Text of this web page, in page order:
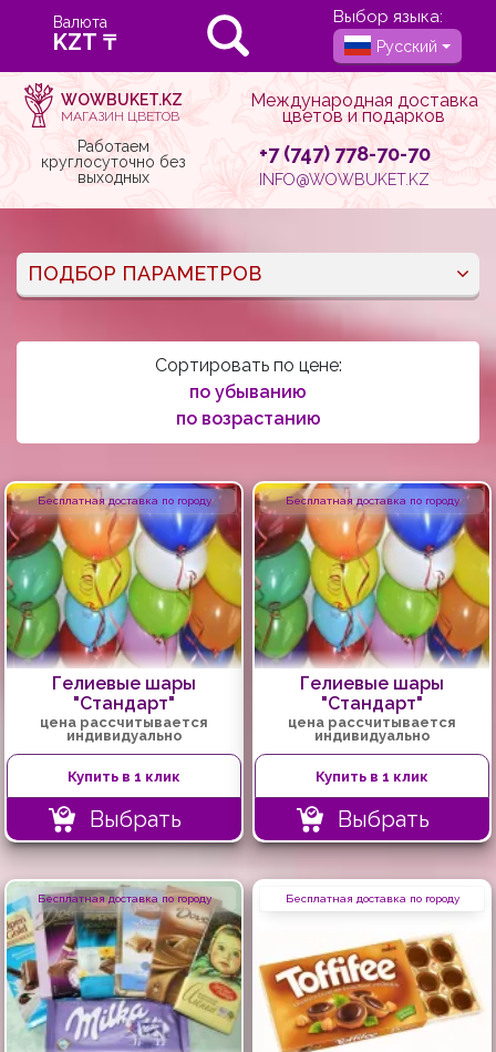
Валюта Выбор языка:
Русский
WOWBUKET.KZ
МАГАЗИН ЦВЕТОВ
Международная доставка
цветов и подарков
Работаем
круглосуточно без
выходных
+7 (747) 778-70-70
INFO@WOWBUKET.KZ
ПОДБОР ПАРАМЕТРОВ
Сортировать по цене:
по убыванию
по возрастанию
Бесплатная доставка по городу
Гелиевые шары
"Стандарт"
цена рассчитывается
индивидуально
Купить в 1 клик
Выбрать
Бесплатная доставка по городу
Гелиевые шары
"Стандарт"
цена рассчитывается
индивидуально
Купить в 1 клик
Выбрать
Бесплатная доставка по городу Бесплатная доставка по городу